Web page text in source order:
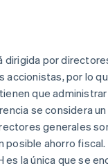
dirigida por
accionistas, por lo
que administrar
se considera
generales
posible ahorro fiscal.
es la única que se